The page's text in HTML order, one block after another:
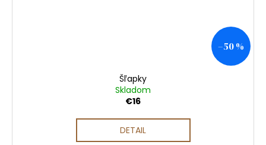
–50 %
Šľapky
Skladom
€16
DETAIL